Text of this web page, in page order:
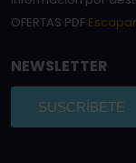
OFERTAS PDF
NEWSLETTER
SUSCRÍBETE